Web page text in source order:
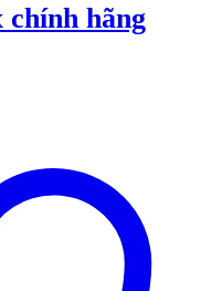
chính hãng